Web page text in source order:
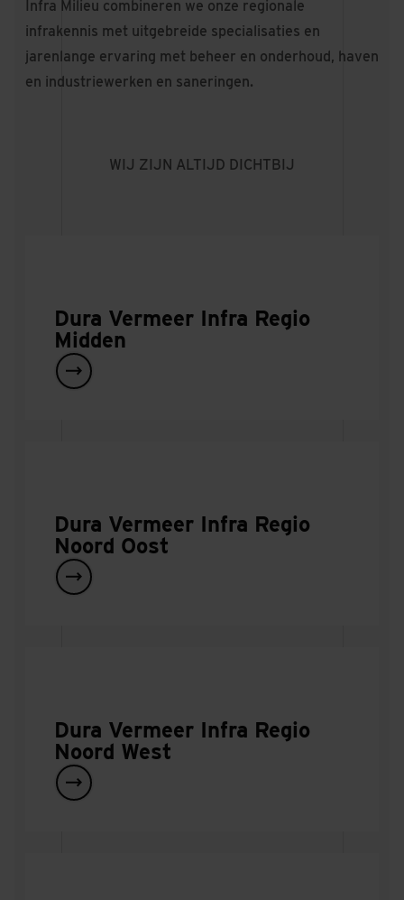
Infra Milieu combineren we onze regionale
infrakennis met uitgebreide specialisaties en
jarenlange ervaring met beheer en onderhoud, haven
en industriewerken en saneringen.
WIJ ZIJN ALTIJD DICHTBIJ
Dura Vermeer Infra Regio
Midden
Dura Vermeer Infra Regio
Noord Oost
Dura Vermeer Infra Regio
Noord West